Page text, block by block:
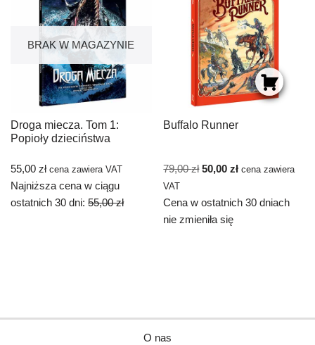
BRAK W MAGAZYNIE
Droga miecza. Tom 1:
Popioły dzieciństwa
55,00 zł cena zawiera VAT
Najniższa cena w ciągu
ostatnich 30 dni: 55,00 zł
Buffalo Runner
79,00zł 50,00zł cena zawiera
VAT
Cena w ostatnich 30 dniach
nie zmieniła się
O nas